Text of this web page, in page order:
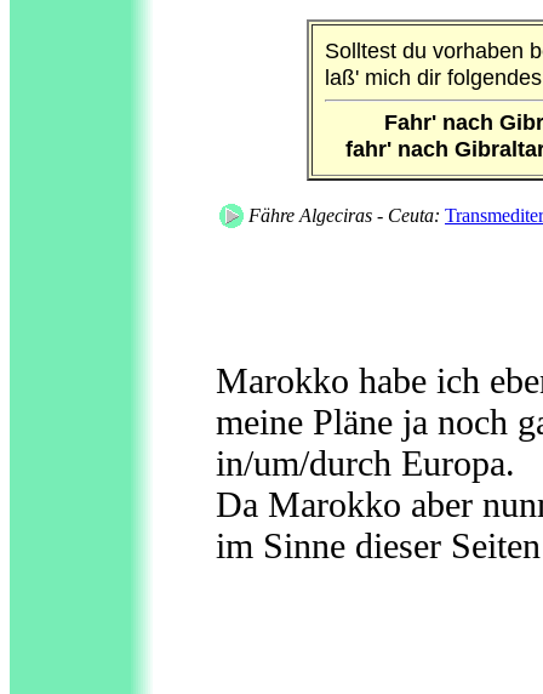
Solltest du vorhaben
laß' mich dir
Fahr' nach
fahr' nach
Fähre Algeciras - Ceuta:
Marokko habe ich
meine Pläne ja noch
in/um/durch Europa.
Da Marokko aber
im Sinne dieser